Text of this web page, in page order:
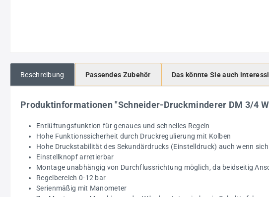
Beschreibung Passendes Zubehör Das könnte Sie auch
Produktinformationen "Schneider-Druckminderer DM 3/4 W
Entlüftungsfunktion für genaues und schnelles Regeln
Hohe Funktionssicherheit durch Druckregulierung mit Kolben
Hohe Druckstabilität des Sekundärdrucks (Einstelldruck) auch wenn
Einstellknopf arretierbar
Montage unabhängig von Durchflussrichtung möglich, da beidseitig
Regelbereich 0-12 bar
Serienmäßig mit Manometer